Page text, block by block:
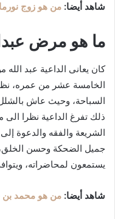
شاهد أيضا: من هو زوج
ما هو مرض
كان يعانى الداعية عبد الله
الخامسة عشر من عمره،
السباحة، وحيث عاش
ذلك تفرغ الداعية نظرا
الشريعة والفقه والدعوة
جميل الضحكة وحسن
يستمعون لمحاضراته،
شاهد أيضا: من هو محمد بن